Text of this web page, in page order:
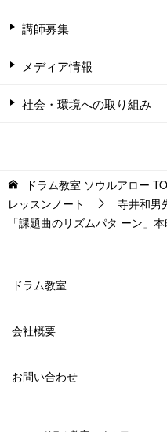
講師募集
メディア情報
社会・環境への取り組み
ドラム教室 ソウルアロー
レッスンノート
寺井和男
「課題曲のリズムパタ ーン」
ドラム教室
会社概要
お問い合わせ